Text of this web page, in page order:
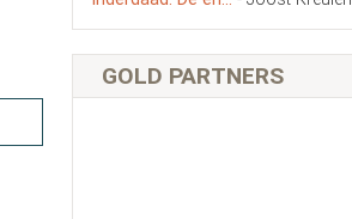
GOLD PARTNERS